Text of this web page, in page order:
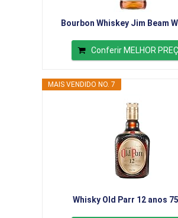
Bourbon Whiskey Jim Beam
Conferir MELHOR
MAIS VENDIDO NO. 7
Whisky Old Parr 12 anos